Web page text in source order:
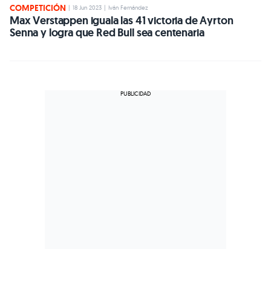
COMPETICIÓN 18 Jun 2023 Iván Fernández
Max Verstappen iguala las 41 victoria de Ayrton
Senna y logra que Red Bull sea centenaria